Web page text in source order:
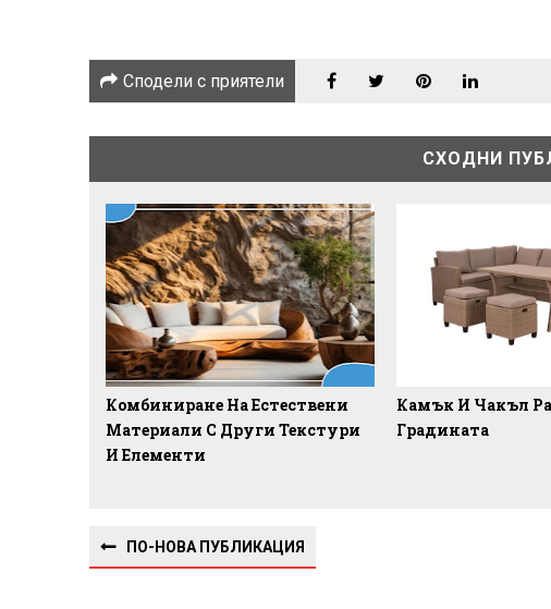
Сподели с приятели
СХОДНИ
Комбиниране На Естествени
Материали С Други Текстури
И Елементи
Камък И Чакъл
Градината
ПО-НОВА ПУБЛИКАЦИЯ